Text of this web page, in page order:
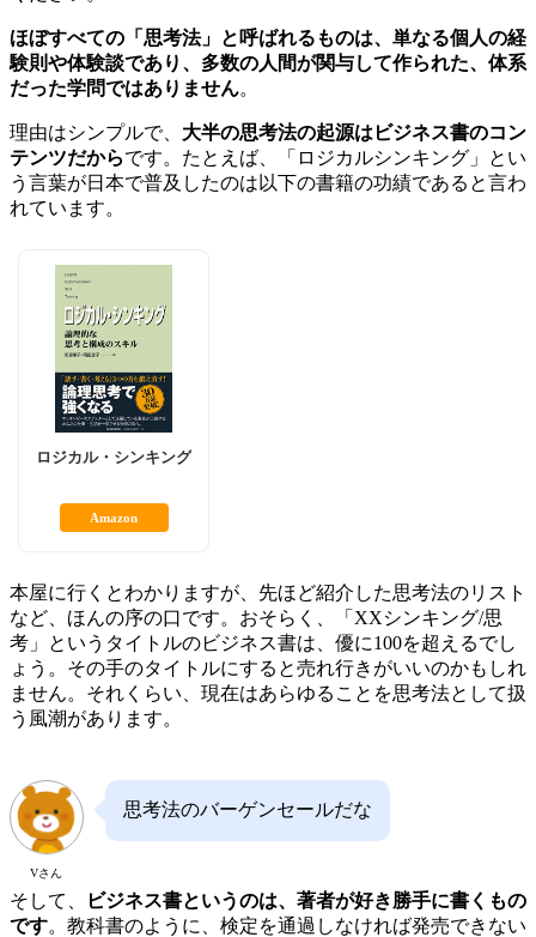
ほぼすべての「思考法」と呼ばれるものは、単なる個人の経
験則や体験談であり、多数の人間が関与して作られた、体系
だった学問ではありません。
理由はシンプルで、 大半の思考法の起源はビジネス書のコン
テンツだからです。たとえば、「ロジカルシンキング」とい
う言葉が日本で普及したのは以下の書籍の功績であると言わ
れています。
ロジカル・シンキング
Amazon
本屋に行くとわかりますが、先ほど紹介した思考法のリスト
など、ほんの序の口です。おそらく、「XXシンキング/思
考」というタイトルのビジネス書は、優に100を超えるでし
ょう。その手のタイトルにすると売れ行きがいいのかもしれ
ません。それくらい、現在はあらゆることを思考法として扱
う風潮があります。
Vさん
思考法のバーゲンセールだな
そして、
ビジネス書というのは、著者が好き勝手に書くもの
です。教科書のように、検定を通過しなければ発売できない